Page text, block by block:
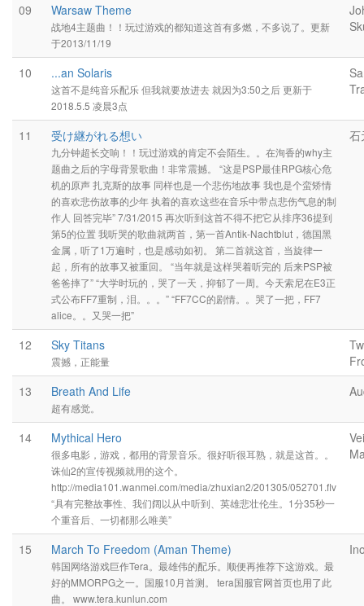
09 Warsaw Theme
战地4主题曲！！玩过游戏的都知道这首有多燃，不多说了。更新
于2013/11/19
10 ...an Solaris
这首不是纯音乐配乐 但我就要放进去 就因为3:50之后 更新于
2018.5.5 凌晨3点
11 受け継がれる想い
九分钟超长交响！！玩过游戏的肯定不会陌生。。在洵香的why主
题曲之后的字母背景歌曲！非常震撼。 “这是PSP最佳RPG核心危
机的原声 扎克斯的故事 同样也是一个悲伤地故事 我也是个蛮矫情
的喜欢悲伤故事的少年 执着的喜欢这些在音乐中带点悲伤气息的制
作人 回答完毕” 7/31/2015 再次听到这首不得不把它从排序36提到
第5的位置 我听哭的歌曲就两首，第一首Antik-Nachtblut，德国黑
金属，听了1万遍时，也是感动如初。 第二首就这首，当旋律一
起，所有的故事又被重回。 “当年就是这样哭着听完的 后来PSP被
爸爸摔了” “大学时玩的，哭了一天，抑郁了一周。今天索尼在E3正
式公布FF7重制，泪。。。” “FF7CC的剧情。。哭了一把，FF7
alice。。又哭一把”
石
12 Sky Titans
震撼，正能量
13
Breath And Life
超有感觉。
14 Mythical Hero
很多电影，游戏，都用的背景音乐。很好听很耳熟，就是这首。。
诛仙2的宣传视频就用的这个。
http://media101.wanmei.com/media/zhuxian2/201305/052701.flv
“具有完整故事性、我们阔以从中听到、英雄悲壮伦生。1分35秒一
个重音后、一切都那么唯美”
15 March To Freedom (Aman Theme)
韩国网络游戏巨作Tera。最雄伟的配乐。顺便再推荐下这游戏。最
好的MMORPG之一。国服10月首测。 tera国服官网首页也用了此
曲。 www.tera.kunlun.com